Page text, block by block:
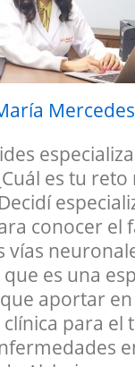
es tu reto
conocer el
vías
es una
aportar en
para el